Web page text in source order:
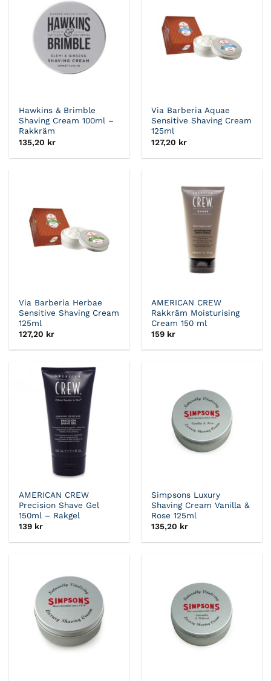
Hawkins & Brimble
Shaving Cream 100ml –
Rakkräm
135,20 kr
Via Barberia Aquae
Sensitive Shaving Cream
125ml
127,20 kr
Via Barberia Herbae
Sensitive Shaving Cream
125ml
127,20 kr
AMERICAN CREW
Rakkräm Moisturising
Cream 150 ml
159 kr
AMERICAN CREW
Precision Shave Gel
150ml – Rakgel
139 kr
Simpsons Luxury
Shaving Cream Vanilla &
Rose 125ml
135,20 kr